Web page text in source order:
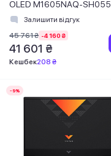
OLED M1605NAQ-SH055
(90NB1831-M001Z0) Indie
Залишити відгук
45 761 ₴ -4 160 ₴
41 601 ₴
Кешбек208 ₴
-9%